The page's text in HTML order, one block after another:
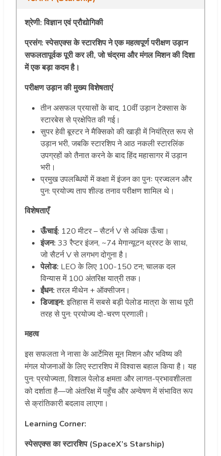
श्रेणी: विज्ञान एवं प्रौद्योगिकी
प्रसंग: स्पेसएक्स के स्टारशिप ने एक महत्वपूर्ण परीक्षण उड़ान
सफलतापूर्वक पूरी कर ली, जो चंद्रमा और मंगल मिशन की दिशा
में एक बड़ा कदम है।
परीक्षण उड़ान की मुख्य विशेषताएं
तीन असफल प्रयासों के बाद, 10वीं उड़ान टेक्सास के
स्टारबेस से प्रक्षेपित की गई।
सुपर हेवी बूस्टर ने मैक्सिको की खाड़ी में नियंत्रित रूप से
उड़ान भरी, जबकि स्टारशिप ने आठ नकली स्टारलिंक
उपग्रहों को तैनात करने के बाद हिंद महासागर में उड़ान
भरी।
प्रमुख उपलब्धियों में कक्षा में इंजन का पुनः प्रज्वलन और
पुन: प्रयोज्य ताप शील्ड तनाव परीक्षण शामिल थे।
विशेषताएँ
ऊँचाई: 120 मीटर – सैटर्न V से अधिक ऊँचा।
इंजन: 33 रैप्टर इंजन, ~74 मेगान्यूटन थ्रस्ट के साथ,
जो सैटर्न V से लगभग दोगुना है।
पेलोड: LEO के लिए 100-150 टन; चालक दल
विन्यास में 100 अंतरिक्ष यात्री तक।
ईंधन:तरल मीथेन + ऑक्सीजन।
डिजाइन:इतिहास में सबसे बड़ी पेलोड मात्रा के साथ पूरी
तरह से पुन: प्रयोज्य दो-चरण प्रणाली।
महत्व
इस सफलता ने नासा के आर्टेमिस मून मिशन और भविष्य की
मंगल योजनाओं के लिए स्टारशिप में विश्वास बहाल किया है। यह
पुन: प्रयोज्यता, विशाल पेलोड क्षमता और लागत-प्रभावशीलता
को दर्शाता है—जो अंतरिक्ष में पहुँच और अन्वेषण में संभावित रूप
से क्रांतिकारी बदलाव लाएगा।
Learning Corner:
स्पेसएक्स का स्टारशिप (SpaceX’s Starship)